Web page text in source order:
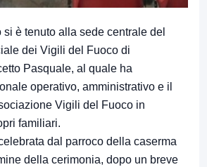
si è tenuto alla sede centrale del
dei Vigili del Fuoco di
Pasquale, al quale ha
operativo, amministrativo e il
Vigili del Fuoco in
familiari.
dal parroco della caserma
della cerimonia, dopo un breve